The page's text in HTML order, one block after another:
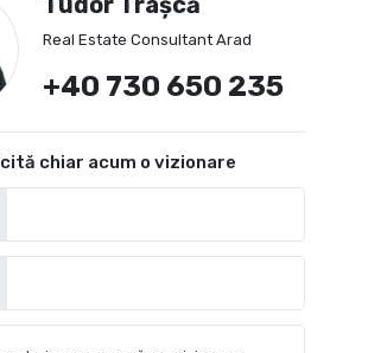
Real Estate Consultant Arad
+40 730 650 235
chiar acum o vizionare